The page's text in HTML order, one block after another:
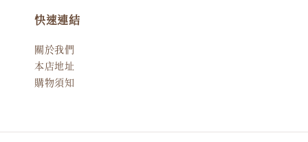
快速連結
關於我們
本店地址
購物須知